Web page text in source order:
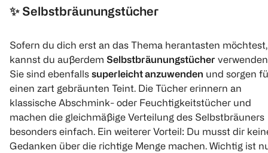
✨ Selbstbräunungstücher
Sofern du dich erst an das Thema herantasten möchtest,
kannst du außerdem Selbstbräunungstücher
Sie sind ebenfalls superleicht anzuwenden und sorgen
einen zart gebräunten Teint. Die Tücher erinnern an
klassische Abschmink- oder Feuchtigkeitstücher und
machen die gleichmäßige Verteilung des Selbstbräuners
besonders einfach. Ein weiterer Vorteil: Du musst dir
Gedanken über die richtige Menge machen. Wichtig ist